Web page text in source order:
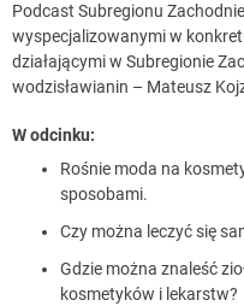
Podcast Subregionu
wyspecjalizowanymi w
działającymi w Subregionie
wodzisławianin – Mateusz
W odcinku:
Rośnie moda na
sposobami.
Czy można leczyć się
Gdzie można znaleść
kosmetyków i lekarstw?